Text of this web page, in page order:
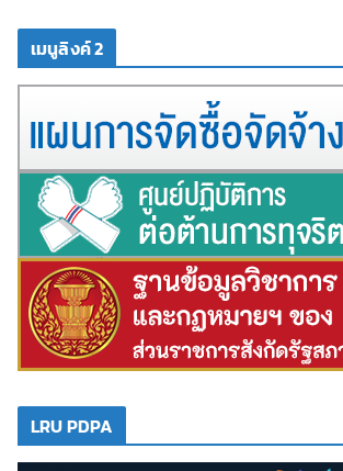
เมนูลิงค์ 2
LRU PDPA